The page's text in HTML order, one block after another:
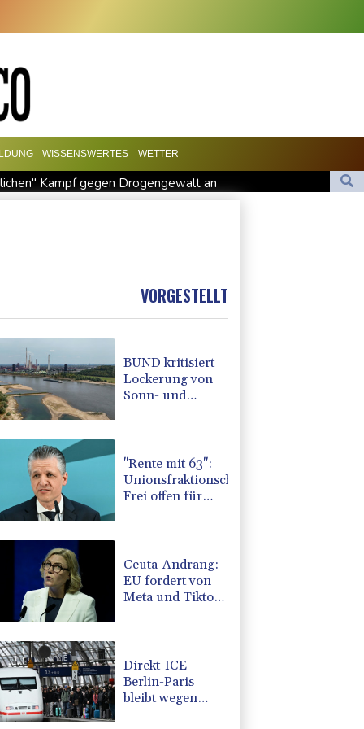
WISSENSWERTES WETTER
Kampf gegen Drogengewalt an
CDU in Sachsen-Anhalt
und Übergangslösungen
Präsident vereidigt
VORGESTELLT
BUND kritisiert
Lockerung von
Sonn- und
"Rente mit 63":
Unionsfraktionschef
Frei offen für
Ceuta-Andrang:
EU fordert von
Meta und Tiktok
Direkt-ICE
Berlin-Paris
bleibt wegen